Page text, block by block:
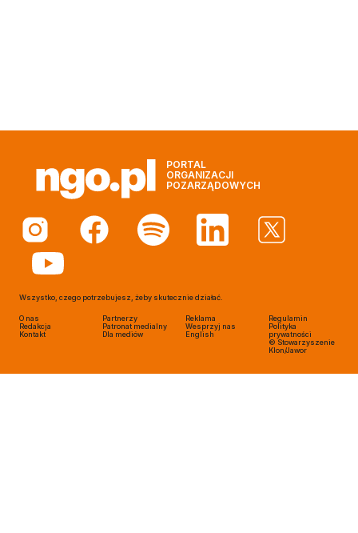
PORTAL
ORGANIZACJI
POZARZĄDOWYCH
Wszystko, czego potrzebujesz, żeby skutecznie działać.
O nas
Redakcja
Kontakt
Partnerzy
Patronat medialny
Dla mediów
Reklama
Wesprzyj nas
English
Regulamin
Polityka
prywatności
© Stowarzyszenie
Klon/Jawor